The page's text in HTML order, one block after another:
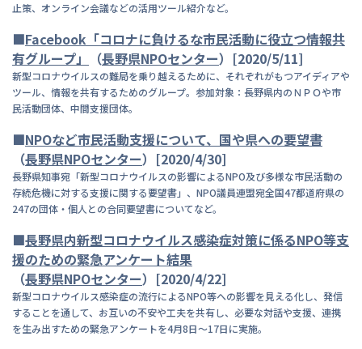
止策、オンライン会議などの活用ツール紹介など。
■Facebook「コロナに負けるな市民活動に役立つ情報共
有グループ」
（長野県NPOセンター）[2020/5/11]
新型コロナウイルスの難局を乗り越えるために、それぞれがもつアイディアや
ツール、情報を共有するためのグループ。参加対象：長野県内のＮＰＯや市
民活動団体、中間支援団体。
■NPOなど市民活動支援について、国や県への要望書
（長野県NPOセンター）[2020/4/30]
長野県知事宛「新型コロナウイルスの影響によるNPO及び多様な市民活動の
存続危機に対する支援に関する要望書」、NPO議員連盟宛全国47都道府県の
247の団体・個人との合同要望書についてなど。
■長野県内新型コロナウイルス感染症対策に係るNPO等支
援のための緊急アンケート結果
（長野県NPOセンター）[2020/4/22]
新型コロナウイルス感染症の流行によるNPO等への影響を見える化し、発信
することを通して、お互いの不安や工夫を共有し、必要な対話や支援、連携
を生み出すための緊急アンケートを4月8日～17日に実施。